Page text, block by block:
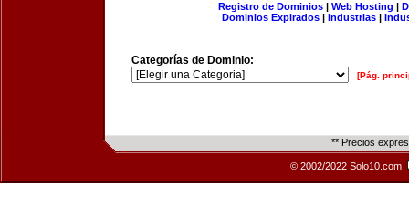
Registro de Dominios| Web Hosting |
Dominios Expirados | Industrias |
Categorías de Dominio:
[Pág.
** Precios
© 2002/2022 Solo10.com